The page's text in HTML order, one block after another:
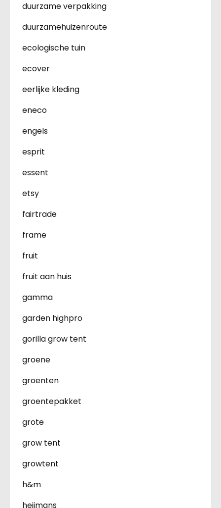
duurzame verpakking
duurzamehuizenroute
ecologische tuin
ecover
eerlijke kleding
eneco
engels
esprit
essent
etsy
fairtrade
frame
fruit
fruit aan huis
gamma
garden highpro
gorilla grow tent
groene
groenten
groentepakket
grote
grow tent
growtent
h&m
heijmans